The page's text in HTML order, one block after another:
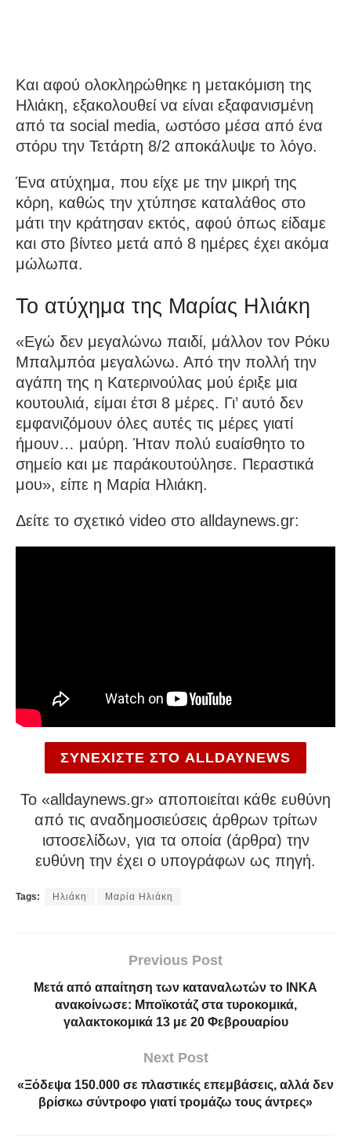
Και αφού ολοκληρώθηκε η μετακόμιση της
Ηλιάκη, εξακολουθεί να είναι εξαφανισμένη
από τα social media, ωστόσο μέσα από ένα
στόρυ την Τετάρτη 8/2 αποκάλυψε το λόγο.
Ένα ατύχημα, που είχε με την μικρή της
κόρη, καθώς την χτύπησε καταλάθος στο
μάτι την κράτησαν εκτός, αφού όπως είδαμε
και στο βίντεο μετά από 8 ημέρες έχει ακόμα
μώλωπα.
Το ατύχημα της Μαρίας Ηλιάκη
«Εγώ δεν μεγαλώνω παιδί, μάλλον τον Ρόκυ
Μπαλμπόα μεγαλώνω. Από την πολλή την
αγάπη της η Κατερινούλας μού έριξε μια
κουτουλιά, είμαι έτσι 8 μέρες. Γι’ αυτό δεν
εμφανιζόμουν όλες αυτές τις μέρες γιατί
ήμουν… μαύρη. Ήταν πολύ ευαίσθητο το
σημείο και με παράκουτούλησε. Περαστικά
μου», είπε η Μαρία Ηλιάκη.
Δείτε το σχετικό video στο alldaynews.gr:
ΣΥΝΕΧΙΣΤΕ ΣΤΟ ALLDAYNEWS
To «alldaynews.gr» αποποιείται κάθε ευθύνη
από τις αναδημοσιεύσεις άρθρων τρίτων
ιστοσελίδων, για τα οποία (άρθρα) την
ευθύνη την έχει ο υπογράφων ως πηγή.
Tags: Ηλιάκη Μαρία Ηλιάκη
Previous Post
Μετά από απαίτηση των καταναλωτών το ΙΝΚΑ
ανακοίνωσε: Μποϊκοτάζ στα τυροκομικά,
γαλακτοκομικά 13 με 20 Φεβρουαρίου
Next Post
«Ξόδεψα 150.000 σε πλαστικές επεμβάσεις, αλλά δεν
βρίσκω σύντροφο γιατί τρομάζω τους άντρες»